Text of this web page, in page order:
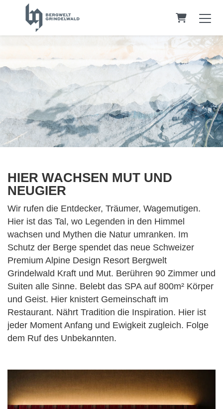
HIER WACHSEN MUT UND
NEUGIER
Wir rufen die Entdecker, Träumer, Wagemutigen.
Hier ist das Tal, wo Legenden in den Himmel
wachsen und Mythen die Natur umranken. Im
Schutz der Berge spendet das neue Schweizer
Premium Alpine Design Resort Bergwelt
Grindelwald Kraft und Mut. Berühren 90 Zimmer und
Suiten alle Sinne. Belebt das SPA auf 800m² Körper
und Geist. Hier knistert Gemeinschaft im
Restaurant. Nährt Tradition die Inspiration. Hier ist
jeder Moment Anfang und Ewigkeit zugleich. Folge
dem Ruf des Unbekannten.